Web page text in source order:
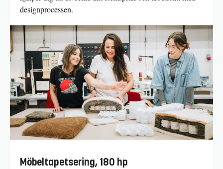
designprocessen.
Möbeltapetsering, 180 hp